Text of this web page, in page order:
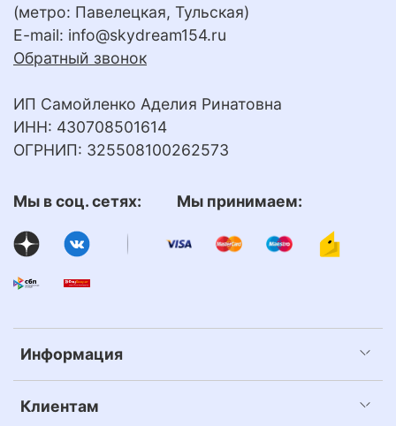
Информация
Клиентам
(метро: Павелецкая, Тульская)
E-mail: info@skydream154.ru
Обратный звонок
ИП Самойленко Аделия Ринатовна
ИНН: 430708501614
ОГРНИП: 325508100262573
Мы в соц. сетях: Мы принимаем: